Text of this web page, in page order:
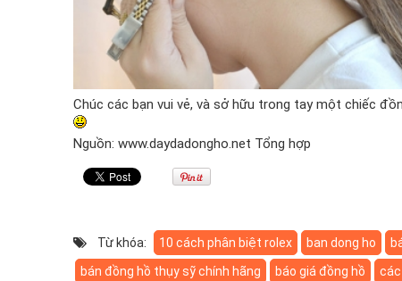
Chúc các bạn vui vẻ, và sở hữu trong tay một chiếc
Nguồn: www.daydadongho.net Tổng hợp
Từ khóa: 10 cách phân biệt rolex ban dong ho
bán đồng hồ thụy sỹ chính hãng
báo giá đồng hồ các